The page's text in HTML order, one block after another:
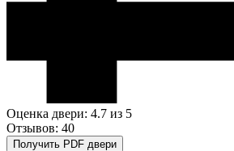
Оценка двери: 4.7 из 5
Отзывов: 40
Получить PDF двери